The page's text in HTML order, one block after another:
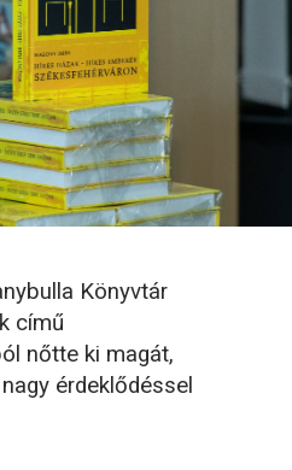
Könyvtár
című
nőtte ki magát,
érdeklődéssel